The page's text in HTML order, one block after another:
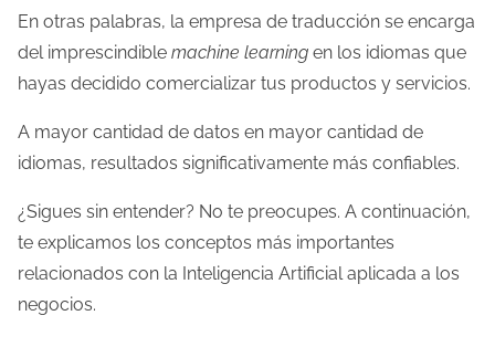
En otras palabras, la empresa de traducción se encarga
del imprescindible machine learning en los idiomas que
hayas decidido comercializar tus productos y servicios.
A mayor cantidad de datos en mayor cantidad de
idiomas, resultados significativamente más confiables.
¿Sigues sin entender? No te preocupes. A continuación,
te explicamos los conceptos más importantes
relacionados con la Inteligencia Artificial aplicada a los
negocios.